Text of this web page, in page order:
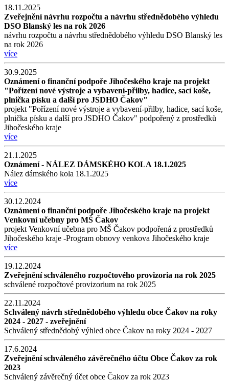
18.11.2025
Zveřejnění návrhu rozpočtu a návrhu střednědobého výhledu
DSO Blanský les na rok 2026
návrhu rozpočtu a návrhu střednědobého výhledu DSO Blanský les
na rok 2026
více
30.9.2025
Oznámení o finanční podpoře Jihočeského kraje na projekt
"Pořízení nové výstroje a vybavení-přilby, hadice, sací koše,
plnička písku a další pro JSDHO Čakov"
projekt "Pořízení nové výstroje a vybavení-přilby, hadice, sací koše,
plnička písku a další pro JSDHO Čakov" podpořený z prostředků
Jihočeského kraje
více
21.1.2025
Oznámení - NÁLEZ DÁMSKÉHO KOLA 18.1.2025
Nález dámského kola 18.1.2025
více
30.12.2024
Oznámení o finanční podpoře Jihočeského kraje na projekt
Venkovní učebny pro MŠ Čakov
projekt Venkovní učebna pro MŠ Čakov podpořená z prostředků
Jihočeského kraje -Program obnovy venkova Jihočeského kraje
více
19.12.2024
Zveřejnění schváleného rozpočtového provizoria na rok 2025
schválené rozpočtové provizorium na rok 2025
22.11.2024
Schválený návrh střednědobého výhledu obce Čakov na roky
2024 - 2027 - zveřejnění
Schválený střednědobý výhled obce Čakov na roky 2024 - 2027
17.6.2024
Zveřejnění schváleného závěrečného účtu Obce Čakov za rok
2023
Schválený závěrečný účet obce Čakov za rok 2023